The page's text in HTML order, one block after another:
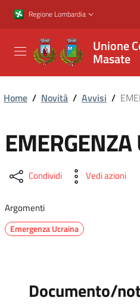
Vai al contenuto principale
Vai al footer
Regione Lombardia
Unione
Masate
Home / Novità / Avvisi /
Condividi Vedi azioni
Argomenti
Emergenza Ucraina
Documento/